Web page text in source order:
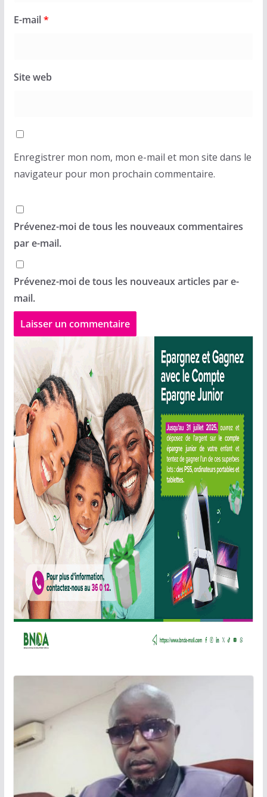
E-mail*
Site web
Enregistrer mon nom, mon e-mail et mon site dans le
navigateur pour mon prochain commentaire.
Prévenez-moi de tous les nouveaux commentaires
par e-mail.
Prévenez-moi de tous les nouveaux articles par e-
mail.